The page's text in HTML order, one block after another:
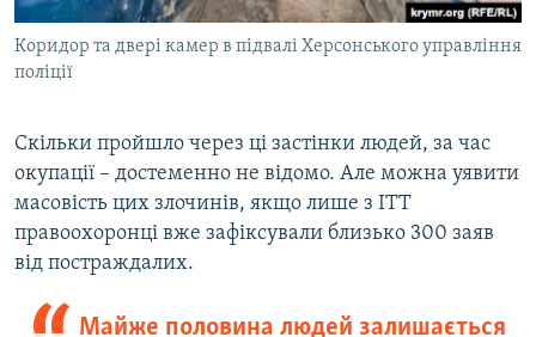
Коридор та двері камер в підвалі Херсонського управління
поліції
Скільки пройшло через ці застінки людей, за час
окупації – достеменно не відомо. Але можна уявити
масовість цих злочинів, якщо лише з ІТТ
правоохоронці вже зафіксували близько 300 заяв
від постраждалих.
Майже половина людей залишається